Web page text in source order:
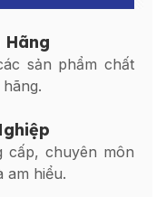
Hãng
sản phẩm chất
cấp, chuyên môn
am hiểu.